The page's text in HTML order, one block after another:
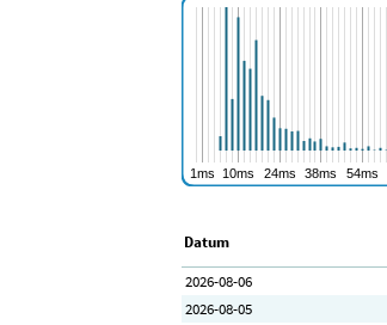
Datum
2026-08-06
2026-08-05